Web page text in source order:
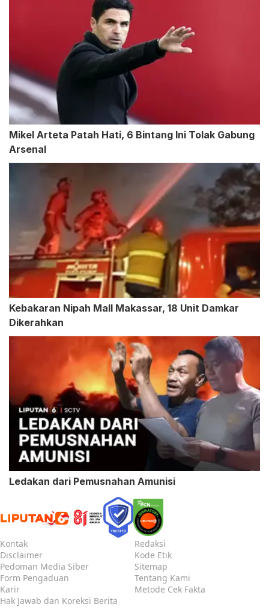
Mikel Arteta Patah Hati, 6 Bintang Ini Tolak Gabung
Arsenal
Kebakaran Nipah Mall Makassar, 18 Unit Damkar
Dikerahkan
Ledakan dari Pemusnahan Amunisi
Kontak
Redaksi
Disclaimer
Kode Etik
Pedoman Media Siber
Sitemap
Form Pengaduan
Tentang Kami
Karir
Metode Cek Fakta
Hak Jawab dan Koreksi Berita